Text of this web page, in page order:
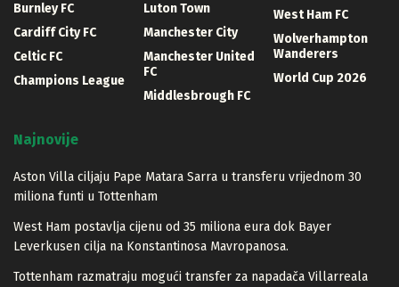
Burnley FC
Cardiff City FC
Celtic FC
Champions League
Luton Town
Manchester City
Manchester United
FC
Middlesbrough FC
West Ham FC
Wolverhampton
Wanderers
World Cup 2026
Najnovije
Aston Villa ciljaju Pape Matara Sarra u transferu vrijednom 30
miliona funti u Tottenham
West Ham postavlja cijenu od 35 miliona eura dok Bayer
Leverkusen cilja na Konstantinosa Mavropanosa.
Tottenham razmatraju mogući transfer za napadača Villarreala